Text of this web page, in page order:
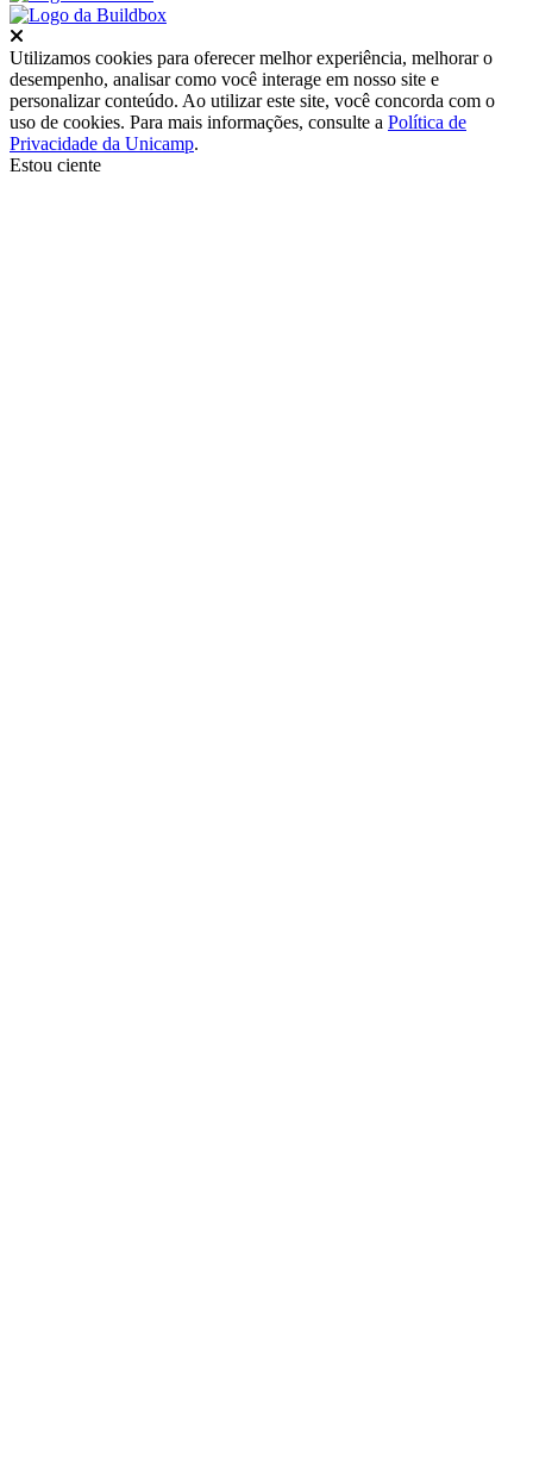
Utilizamos cookies para oferecer melhor experiência, melhorar o
desempenho, analisar como você interage em nosso site e
personalizar conteúdo. Ao utilizar este site, você concorda com o
uso de cookies. Para mais informações, consulte a Política de
Privacidade da Unicamp.
Estou ciente